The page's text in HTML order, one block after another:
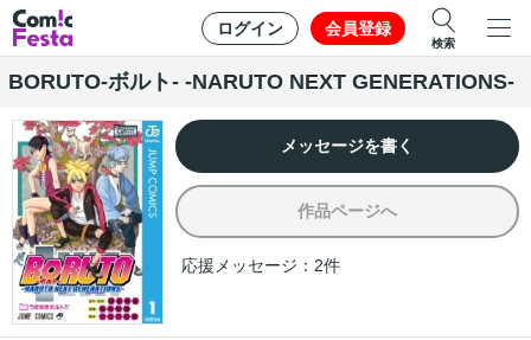
ログイン 会員登録
検索
BORUTO-ボルト- -NARUTO NEXT GENERATIONS-
メッセージを書く
作品ページへ
応援メッセージ： 2件